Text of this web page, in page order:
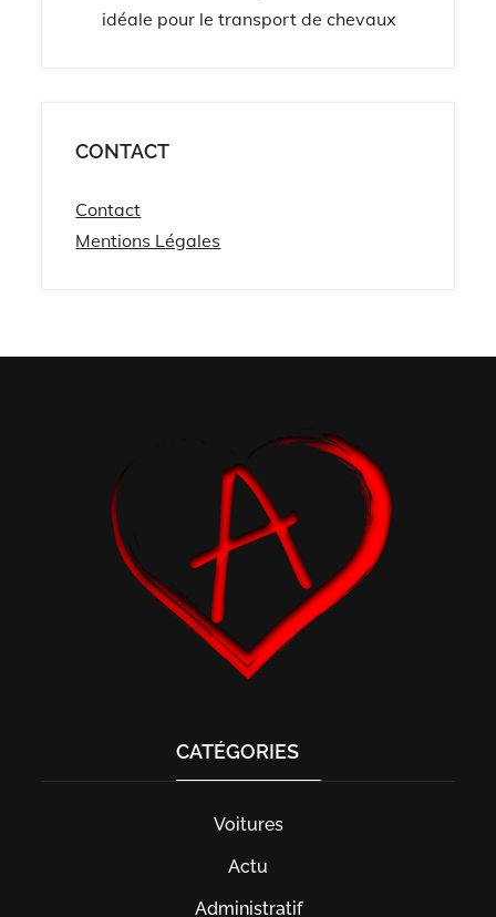
idéale pour le transport de chevaux
CONTACT
Contact
Mentions Légales
CATÉGORIES
Voitures
Actu
Administratif